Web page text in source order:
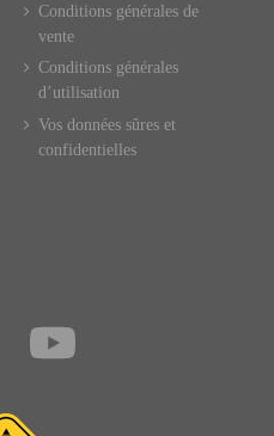
Conditions générales de
vente
Conditions générales
d’utilisation
Vos données sûres et
confidentielles